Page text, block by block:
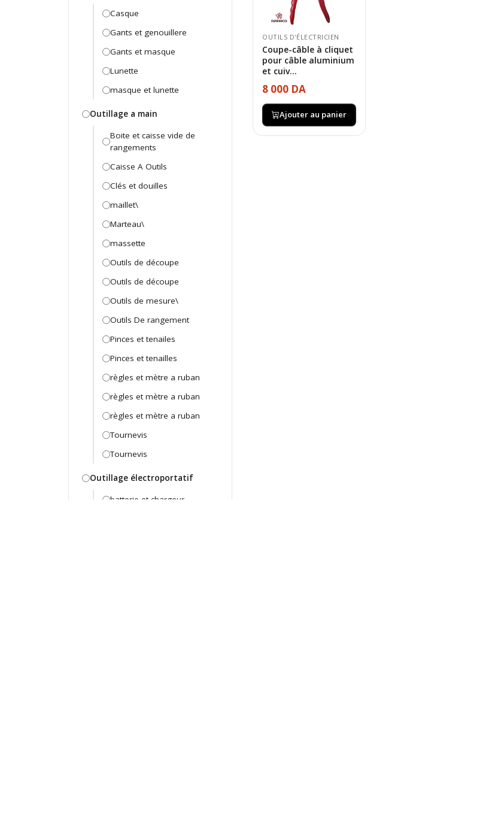
Casque
Gants et genouillere
Gants et masque
Lunette
masque et lunette
Outillage a main
Boite et caisse vide de
rangements
Caisse A Outils
Clés et douilles
maillet\
Marteau\
massette
Outils de découpe
Outils de découpe
Outils de mesure\
Outils De rangement
Pinces et tenailes
Pinces et tenailles
règles et mètre a ruban
règles et mètre a ruban
règles et mètre a ruban
Tournevis
Tournevis
Outillage électroportatif
batterie et chargeur
OUTILS D'ÉLECTRICIEN
Coupe-câble à cliquet
pour câble aluminium
et cuiv...
8 000 DA
Ajouter au panier